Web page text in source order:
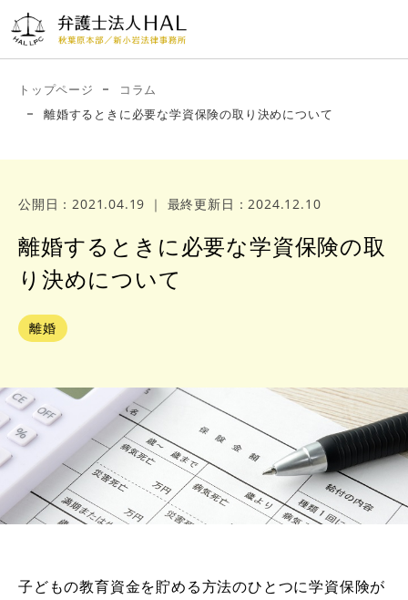
03-
5829-
新小岩法律事務
所
03-
5879-
20:00（土日も
受付中）
談・お問
士紹
介
所案
内
野・費用 事例 決までの流
れ
ラ
ム セス
トップページ
コラム
離婚するときに必要な学資保険の取り決めについて
公開日：2021.04.19 ｜ 最終更新日：2024.12.10
離婚するときに必要な学資保険の取
り決めについて
離婚
子どもの教育資金を貯める方法のひとつに学資保険が